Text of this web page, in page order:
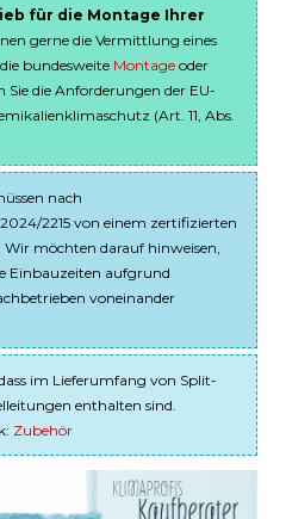
für die Montage Ihrer
gerne die Vermittlung eines
bundesweite Montage oder
Sie die Anforderungen der EU-
(Art. 11, Abs.
nach
2215 von einem zertifizierten
möchten darauf hinweisen,
Einbauzeiten aufgrund
voneinander
im Lieferumfang von Split-
enthalten sind.
Zubehör